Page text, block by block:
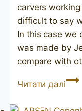
carvers working
difficult to say
In this case we
was made by
compare with
Читати даліW.Ø.